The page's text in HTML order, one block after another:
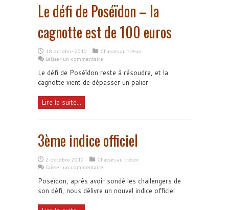
Le défi de Poséïdon – la
cagnotte est de 100 euros
18 octobre 2010
Chasses au trésor
Laisser un commentaire
Le défi de Poséïdon reste à résoudre, et la
cagnotte vient de dépasser un palier
Lire la suite...
3ème indice officiel
2 octobre 2010
Chasses au trésor
Laisser un commentaire
Poseïdon, après avoir sondé les challengers de
son défi, nous délivre un nouvel indice officiel